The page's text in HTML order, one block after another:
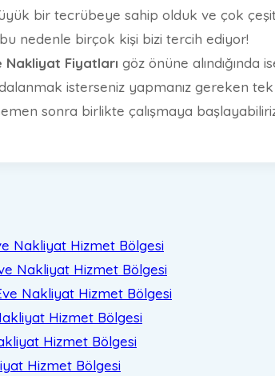
bir tecrübeye sahip olduk ve çok
nedenle birçok kişi bizi tercih ediyor!
Nakliyat Fiyatları göz önüne
isterseniz yapmanız gereken
sonra birlikte çalışmaya
Nakliyat Hizmet Bölgesi
Nakliyat Hizmet Bölgesi
Nakliyat Hizmet Bölgesi
Hizmet Bölgesi
Hizmet Bölgesi
Hizmet Bölgesi